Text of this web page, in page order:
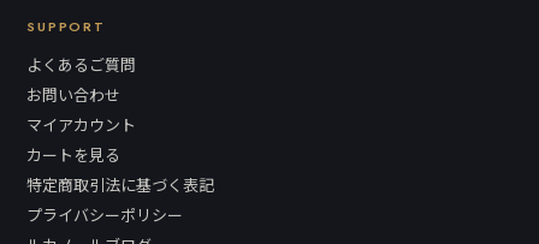
SUPPORT
よくあるご質問
お問い合わせ
マイアカウント
カートを見る
特定商取引法に基づく表記
プライバシーポリシー